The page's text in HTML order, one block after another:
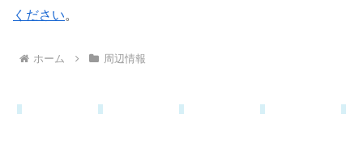
ください。
ホーム 周辺情報